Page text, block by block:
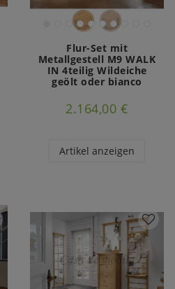
Flur-Set mit
Metallgestell M9 WALK
IN 4teilig Wildeiche
geölt oder bianco
2.164,00 €
Artikel anzeigen